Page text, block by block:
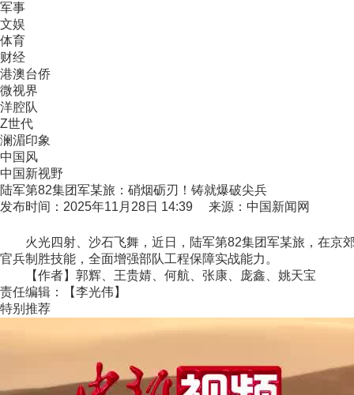
军事
文娱
体育
财经
港澳台侨
微视界
洋腔队
Z世代
澜湄印象
中国风
中国新视野
陆军第82集团军某旅：硝烟砺刃！铸就爆破尖兵
发布时间：2025年11月28日 14:39 来源：中国新闻网
火光四射、沙石飞舞，近日，陆军第82集团军某旅，在京郊
官兵制胜技能，全面增强部队工程保障实战能力。
【作者】郭辉、王贵婧、何航、张康、庞鑫、姚天宝
责任编辑：【李光伟】
特别推荐